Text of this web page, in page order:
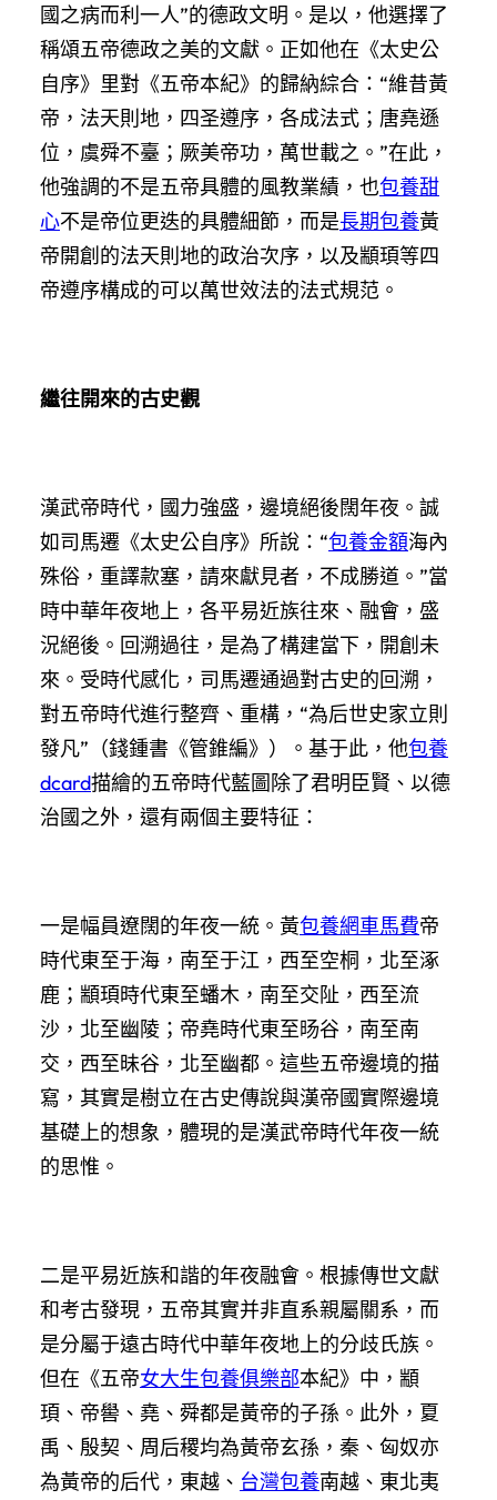
國之病而利一人”的德政文明。是以，他選擇了
稱頌五帝德政之美的文獻。正如他在《太史公
自序》里對《五帝本紀》的歸納綜合：“維昔黃
帝，法天則地，四圣遵序，各成法式；唐堯遜
位，虞舜不臺；厥美帝功，萬世載之。”在此，
他強調的不是五帝具體的風教業績，也包養甜
心不是帝位更迭的具體細節，而是長期包養黃
帝開創的法天則地的政治次序，以及顓頊等四
帝遵序構成的可以萬世效法的法式規范。
繼往開來的古史觀
漢武帝時代，國力強盛，邊境絕後闊年夜。誠
如司馬遷《太史公自序》所說：“包養金額海內
殊俗，重譯款塞，請來獻見者，不成勝道。”當
時中華年夜地上，各平易近族往來、融會，盛
況絕後。回溯過往，是為了構建當下，開創未
來。受時代感化，司馬遷通過對古史的回溯，
對五帝時代進行整齊、重構，“為后世史家立則
發凡”（錢鍾書《管錐編》）。基于此，他包養
dcard描繪的五帝時代藍圖除了君明臣賢、以德
治國之外，還有兩個主要特征：
一是幅員遼闊的年夜一統。黃包養網車馬費帝
時代東至于海，南至于江，西至空桐，北至涿
鹿；顓頊時代東至蟠木，南至交阯，西至流
沙，北至幽陵；帝堯時代東至旸谷，南至南
交，西至昧谷，北至幽都。這些五帝邊境的描
寫，其實是樹立在古史傳說與漢帝國實際邊境
基礎上的想象，體現的是漢武帝時代年夜一統
的思惟。
二是平易近族和諧的年夜融會。根據傳世文獻
和考古發現，五帝其實并非直系親屬關系，而
是分屬于遠古時代中華年夜地上的分歧氏族。
但在《五帝女大生包養俱樂部本紀》中，顓
頊、帝嚳、堯、舜都是黃帝的子孫。此外，夏
禹、殷契、周后稷均為黃帝玄孫，秦、匈奴亦
為黃帝的后代，東越、 台灣包養南越、東北夷